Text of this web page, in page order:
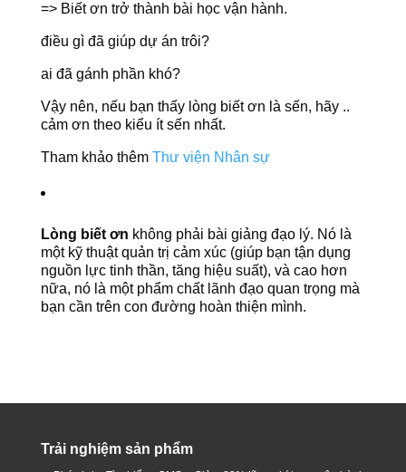
=> Biết ơn trở thành bài học vận hành.
điều gì đã giúp dự án trôi?
ai đã gánh phần khó?
Vậy nên, nếu bạn thấy lòng biết ơn là sến, hãy ..
cảm ơn theo kiểu ít sến nhất.
Tham khảo thêm Thư viện Nhân sự
Lòng biết ơn không phải bài giảng đạo lý. Nó là
một kỹ thuật quản trị cảm xúc (giúp bạn tận dụng
nguồn lực tinh thần, tăng hiệu suất), và cao hơn
nữa, nó là một phẩm chất lãnh đạo quan trọng mà
bạn cần trên con đường hoàn thiện mình.
Trải nghiệm sản phẩm